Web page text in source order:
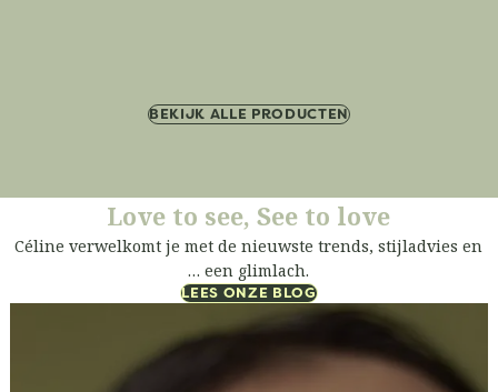
BEKIJK ALLE PRODUCTEN
Love to see, See to love
Céline verwelkomt je met de nieuwste trends, stijladvies en
… een glimlach.
LEES ONZE BLOG